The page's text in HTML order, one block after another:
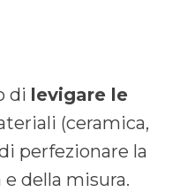
di levigare le
(ceramica,
perfezionare la
della misura.